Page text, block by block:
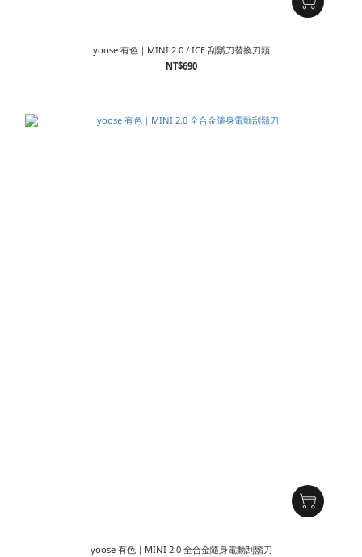
yoose 有色｜MINI 2.0 / ICE 刮鬍刀替換刀頭
NT$690
yoose 有色｜MINI 2.0 全合金隨身電動刮鬍刀